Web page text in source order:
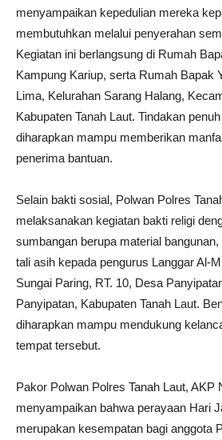
menyampaikan kepedulian mereka
membutuhkan melalui penyerahan
Kegiatan ini berlangsung di Rumah
Kampung Kariup, serta Rumah Bapak
Lima, Kelurahan Sarang Halang,
Kabupaten Tanah Laut. Tindakan
diharapkan mampu memberikan
penerima bantuan.
Selain bakti sosial, Polwan Polres
melaksanakan kegiatan bakti religi
sumbangan berupa material
tali asih kepada pengurus Langgar Al-
Sungai Paring, RT. 10, Desa
Panyipatan, Kabupaten Tanah Laut.
diharapkan mampu mendukung
tempat tersebut.
Pakor Polwan Polres Tanah Laut, AKP
menyampaikan bahwa perayaan Hari
merupakan kesempatan bagi anggota